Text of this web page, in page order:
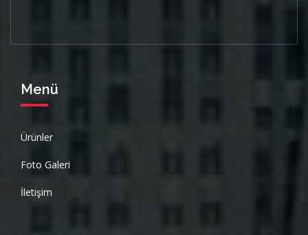
Menü
Ürünler
Foto Galeri
İletişim